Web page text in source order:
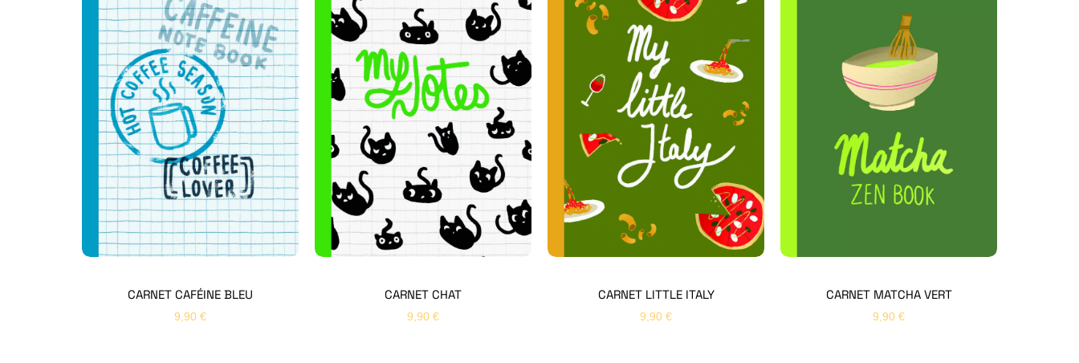
CARNET CAFÉINE BLEU
9,90 €
CARNET CHAT
9,90 €
CARNET LITTLE ITALY
9,90 €
CARNET MATCHA VERT
9,90 €
Hello Editions
Nous revenons vers vous rapidement
Bonjour 👋
Nom* Prénom*